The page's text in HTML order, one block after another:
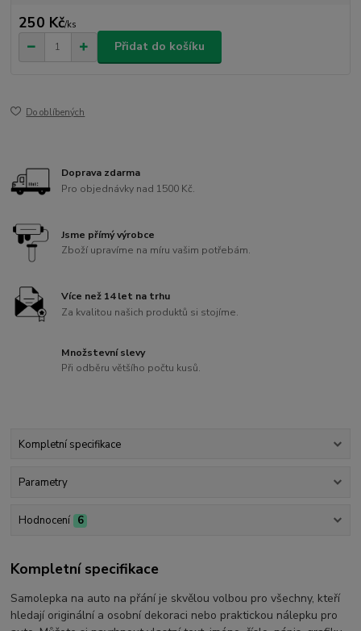
250 Kč/ks
Přidat do košíku
Do oblíbených
Doprava zdarma
Pro objednávky nad 1500 Kč.
Jsme přímý výrobce
Zboží upravíme na míru vašim potřebám.
Více než 14 let na trhu
Za kvalitou našich produktů si stojíme.
Množstevní slevy
Při odběru většího počtu kusů.
Kompletní specifikace
Parametry
Hodnocení 6
Kompletní specifikace
Samolepka na auto na přání je skvělou volbou pro všechny, kteří
hledají originální a osobní dekoraci nebo praktickou nálepku pro